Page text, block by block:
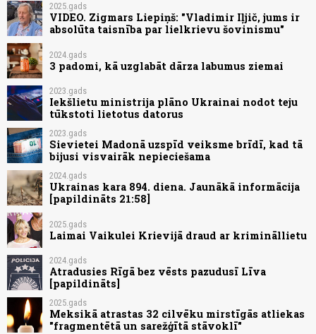
2025.gads
VIDEO. Zigmars Liepiņš: "Vladimir Iļjič, jums ir
absolūta taisnība par lielkrievu šovinismu"
2024.gads
3 padomi, kā uzglabāt dārza labumus ziemai
2023.gads
Iekšlietu ministrija plāno Ukrainai nodot teju
tūkstoti lietotus datorus
2023.gads
Sievietei Madonā uzspīd veiksme brīdī, kad tā
bijusi visvairāk nepieciešama
2024.gads
Ukrainas kara 894. diena. Jaunākā informācija
[papildināts 21:58]
2025.gads
Laimai Vaikulei Krievijā draud ar krimināllietu
2024.gads
Atradusies Rīgā bez vēsts pazudusī Līva
[papildināts]
2025.gads
Meksikā atrastas 32 cilvēku mirstīgās atliekas
"fragmentētā un sarežģītā stāvoklī"